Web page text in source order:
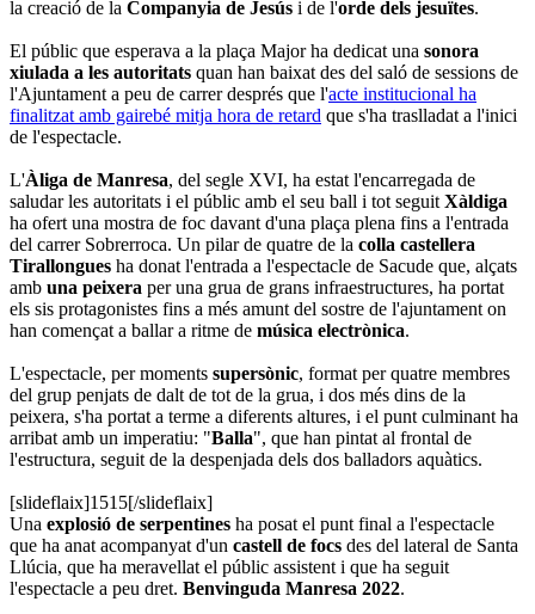
la creació de la Companyia de Jesús i de l'orde dels jesuïtes.
El públic que esperava a la plaça Major ha dedicat una sonora
xiulada a les autoritats quan han baixat des del saló de sessions de
l'Ajuntament a peu de carrer després que l'acte institucional ha
finalitzat amb gairebé mitja hora de retard que s'ha traslladat a l'inici
de l'espectacle.
L'Àliga de Manresa, del segle XVI, ha estat l'encarregada de
saludar les autoritats i el públic amb el seu ball i tot seguit Xàldiga
ha ofert una mostra de foc davant d'una plaça plena fins a l'entrada
del carrer Sobrerroca. Un pilar de quatre de la colla castellera
Tirallongues ha donat l'entrada a l'espectacle de Sacude que, alçats
amb una peixera per una grua de grans infraestructures, ha portat
els sis protagonistes fins a més amunt del sostre de l'ajuntament on
han començat a ballar a ritme de música electrònica.
L'espectacle, per moments supersònic, format per quatre membres
del grup penjats de dalt de tot de la grua, i dos més dins de la
peixera, s'ha portat a terme a diferents altures, i el punt culminant ha
arribat amb un imperatiu: "Balla", que han pintat al frontal de
l'estructura, seguit de la despenjada dels dos balladors aquàtics.
[slideflaix]1515[/slideflaix]
Una explosió de serpentines ha posat el punt final a l'espectacle
que ha anat acompanyat d'un castell de focs des del lateral de Santa
Llúcia, que ha meravellat el públic assistent i que ha seguit
l'espectacle a peu dret. Benvinguda Manresa 2022.